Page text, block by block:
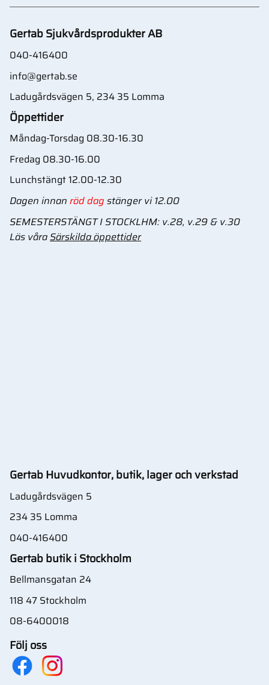
Gertab Sjukvårdsprodukter AB
040-416400
info@gertab.se
Ladugårdsvägen 5, 234 35 Lomma
Öppettider
Måndag-Torsdag 08.30-16.30
Fredag 08.30-16.00
Lunchstängt 12.00-12.30
Dagen innan röd dag stänger vi 12.00
SEMESTERSTÄNGT I STOCKLHM: v.28, v.29 & v.30
Läs våraSärskilda öppettider
Gertab Huvudkontor, butik, lager och verkstad
Ladugårdsvägen 5
234 35 Lomma
040-416400
Gertab butik i Stockholm
Bellmansgatan 24
118 47 Stockholm
08-6400018
Följ oss